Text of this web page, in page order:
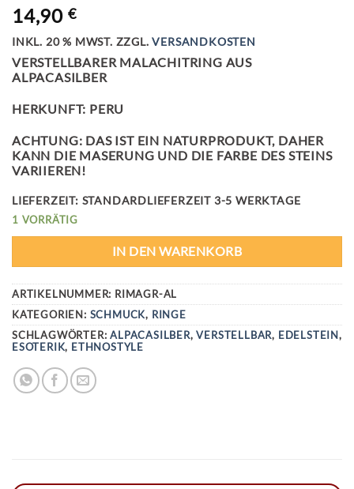
14,90 €
INKL. 20 % MWST. ZZGL.VERSANDKOSTEN
VERSTELLBARER MALACHITRING AUS
ALPACASILBER
HERKUNFT: PERU
ACHTUNG: DAS IST EIN NATURPRODUKT, DAHER
KANN DIE MASERUNG UND DIE FARBE DES STEINS
VARIIEREN!
LIEFERZEIT: STANDARDLIEFERZEIT 3-5 WERKTAGE
1 VORRÄTIG
IN DEN WARENKORB
ARTIKELNUMMER: RIMAGR-AL
KATEGORIEN: SCHMUCK, RINGE
SCHLAGWÖRTER:ALPACASILBER,VERSTELLBAR, EDELSTEIN,
ESOTERIK, ETHNOSTYLE